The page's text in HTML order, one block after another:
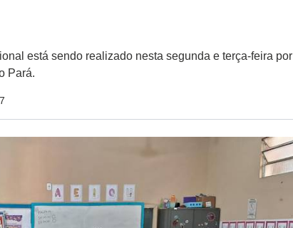
está sendo realizado nesta segunda e terça-feira por
Pará.